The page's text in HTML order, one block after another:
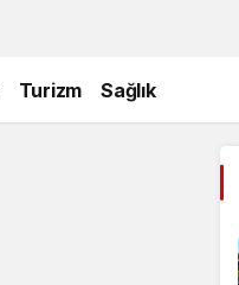
Turizm Sağlık